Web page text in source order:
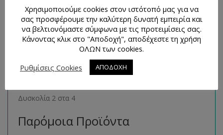
1 βιβλιαράκι με 2 σχέδια πατρόν
Μέγεθος Προϊόντος
34- 36- 38- 40- 42- 44
Επίπεδο Δυσκολίας
Δυσκολία 2 στα 4
Παρόμοια Προϊόντα
Χρησιμοποιούμε cookies στον ιστότοπό μας για να
σας προσφέρουμε την καλύτερη δυνατή εμπειρία και
να βελτιονόμαστε σύμφωνα με τις προτειμίσεις σας.
Κάνοντας κλικ στο "Αποδοχή", αποδέχεστε τη χρήση
ΟΛΩΝ των cookies.
Ρυθμίσεις Cookies
ΑΠΟΔΟΧΗ